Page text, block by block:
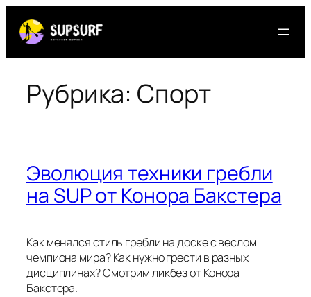
содержимому
Рубрика: Спорт
Эволюция техники гребли
на SUP от Конора Бакстера
Как менялся стиль гребли на доске с веслом
чемпиона мира? Как нужно грести в разных
дисциплинах? Смотрим ликбез от Конора
Бакстера.